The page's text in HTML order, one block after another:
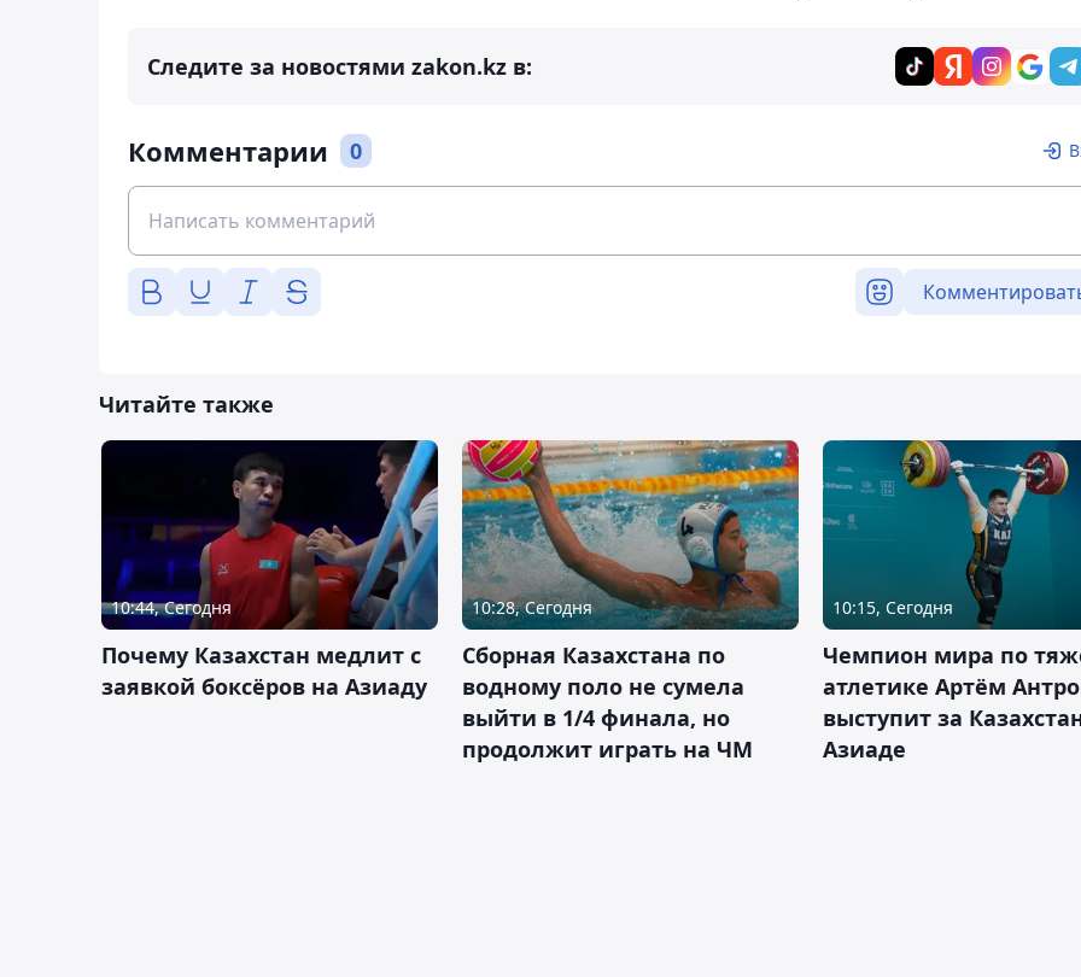
Следите за новостями zakon.kz в:
Комментарии 0
Читайте также
10:44, Сегодня
Почему Казахстан медлит с
заявкой боксёров на Азиаду
10:28, Сегодня
Сборная Казахстана по
водному поло не сумела
выйти в 1/4 финала, но
продолжит играть на ЧМ
10:15, Сегодня
Чемпион мира по
атлетике Артём
выступит за
Азиаде